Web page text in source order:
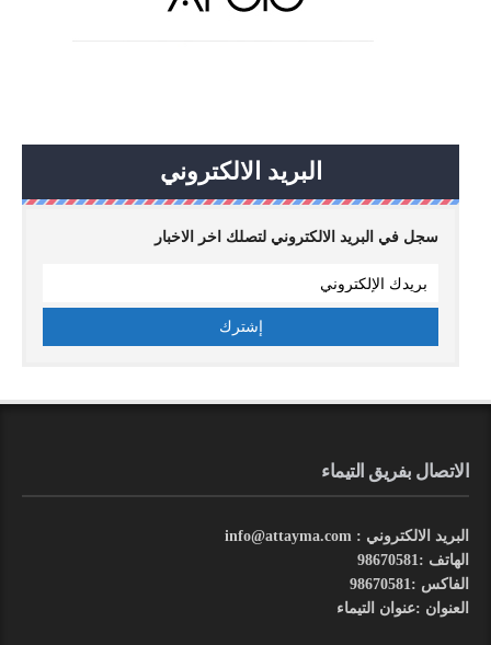
البريد الالكتروني
سجل في البريد الالكتروني لتصلك اخر الاخبار
الاتصال بفريق التيماء
البريد الالكتروني : info@attayma.com
الهاتف :98670581
الفاكس :98670581
العنوان :عنوان التيماء